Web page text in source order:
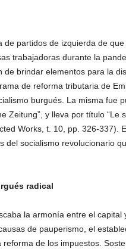
de partidos de izquierda de
trabajadoras durante la
de brindar elementos para la
de reforma tributaria de
burgués. La misma fue
Zeitung”, y lleva por título “Le
Works, t. 10, pp. 326-337).
del socialismo revolucionario
radical
la armonía entre el capital
de pauperismo, el
de los impuestos.